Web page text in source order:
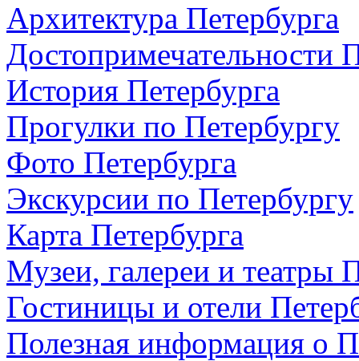
Архитектура Петербурга
Достопримечательности
История Петербурга
Прогулки по Петербургу
Фото Петербурга
Экскурсии по Петербургу
Карта Петербурга
Музеи, галереи и театры
Гостиницы и отели
Полезная информация о